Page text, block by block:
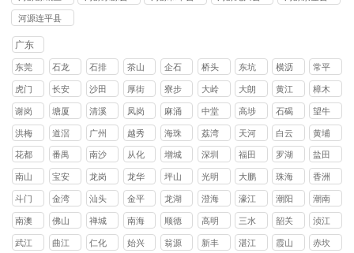
讨债公司
河源连平县
讨债公司
广东
东莞
石龙
镇
石排
镇
茶山
镇
企石
镇
桥头
镇
东坑
镇
横沥
镇
常平
镇
虎门
镇
长安
镇
沙田
镇
厚街
镇
寮步
镇
大岭
山镇
大朗
镇
黄江
镇
樟木
头镇
谢岗
镇
塘厦
镇
清溪
镇
凤岗
镇
麻涌
镇
中堂
镇
高埗
镇
石碣
镇
望牛
墩镇
洪梅
镇
道滘
镇
广州
越秀
区
海珠
区
荔湾
区
天河
区
白云
区
黄埔
区
花都
区
番禺
区
南沙
区
从化
区
增城
区
深圳
福田
区
罗湖
区
盐田
区
南山
区
宝安
区
龙岗
区
龙华
区
坪山
区
光明
区
大鹏
新区
珠海
香洲
区
斗门
区
金湾
区
汕头
金平
区
龙湖
区
澄海
区
濠江
区
潮阳
区
潮南
区
南澳
县
佛山
禅城
区
南海
区
顺德
区
高明
区
三水
区
韶关
浈江
区
武江
曲江
仁化
始兴
翁源
新丰
湛江
霞山
赤坎